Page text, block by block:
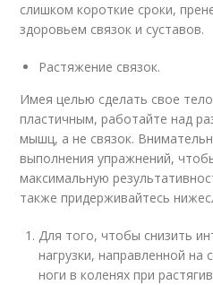
слишком короткие сроки,
здоровьем связок и суставов.
Растяжение связок.
Имея целью сделать свое
пластичным, работайте над
мышц, а не связок.
выполнения упражнений,
максимальную
также придерживайтесь
Для того, чтобы снизить
нагрузки, направленной на
ноги в коленях при